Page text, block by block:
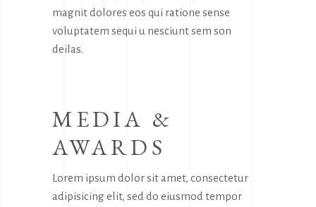
magnit dolores eos qui ratione sense
voluptatem sequi u nesciunt sem son
deilas.
MEDIA &
AWARDS
Lorem ipsum dolor sit amet, consectetur
adipisicing elit, sed do eiusmod tempor